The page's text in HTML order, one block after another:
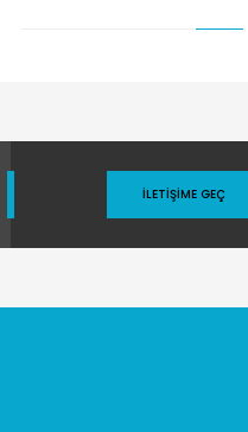
İLETIŞIME GEÇ